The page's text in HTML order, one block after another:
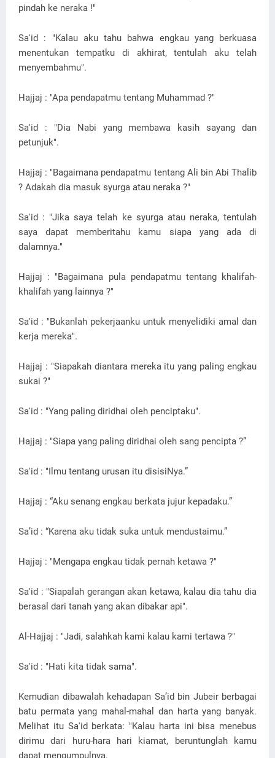
pindah ke neraka !"
Sa'id : "Kalau aku tahu bahwa engkau yang berkuasa
menentukan tempatku di akhirat, tentulah aku telah
menyembahmu".
Hajjaj : "Apa pendapatmu tentang Muhammad ?"
Sa'id : "Dia Nabi yang membawa kasih sayang dan
petunjuk".
Hajjaj : "Bagaimana pendapatmu tentang Ali bin Abi Thalib
? Adakah dia masuk syurga atau neraka ?"
Sa'id : "Jika saya telah ke syurga atau neraka, tentulah
saya dapat memberitahu kamu siapa yang ada di
dalamnya."
Hajjaj : "Bagaimana pula pendapatmu tentang khalifah-
khalifah yang lainnya ?"
Sa'id : "Bukanlah pekerjaanku untuk menyelidiki amal dan
kerja mereka".
Hajjaj : "Siapakah diantara mereka itu yang paling engkau
sukai ?"
Sa'id : "Yang paling diridhai oleh penciptaku".
Hajjaj : "Siapa yang paling diridhai oleh sang pencipta ?”
Sa'id : "Ilmu tentang urusan itu disisiNya.”
Hajjaj : “Aku senang engkau berkata jujur kepadaku.”
Sa’id : “Karena aku tidak suka untuk mendustaimu.”
Hajjaj : "Mengapa engkau tidak pernah ketawa ?"
Sa'id : "Siapalah gerangan akan ketawa, kalau dia tahu dia
berasal dari tanah yang akan dibakar api".
Al-Hajjaj : "Jadi, salahkah kami kalau kami tertawa ?"
Sa'id : "Hati kita tidak sama".
Kemudian dibawalah kehadapan Sa’id bin Jubeir berbagai
batu permata yang mahal-mahal dan harta yang banyak.
Melihat itu Sa'id berkata: "Kalau harta ini bisa menebus
dirimu dari huru-hara hari kiamat, beruntunglah kamu
dapat mengumpulnya.